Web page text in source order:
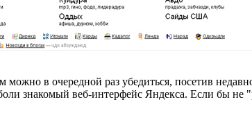
в очередной раз убедиться, посетив
знакомый веб-интерфейс Яндекса. Если бы не